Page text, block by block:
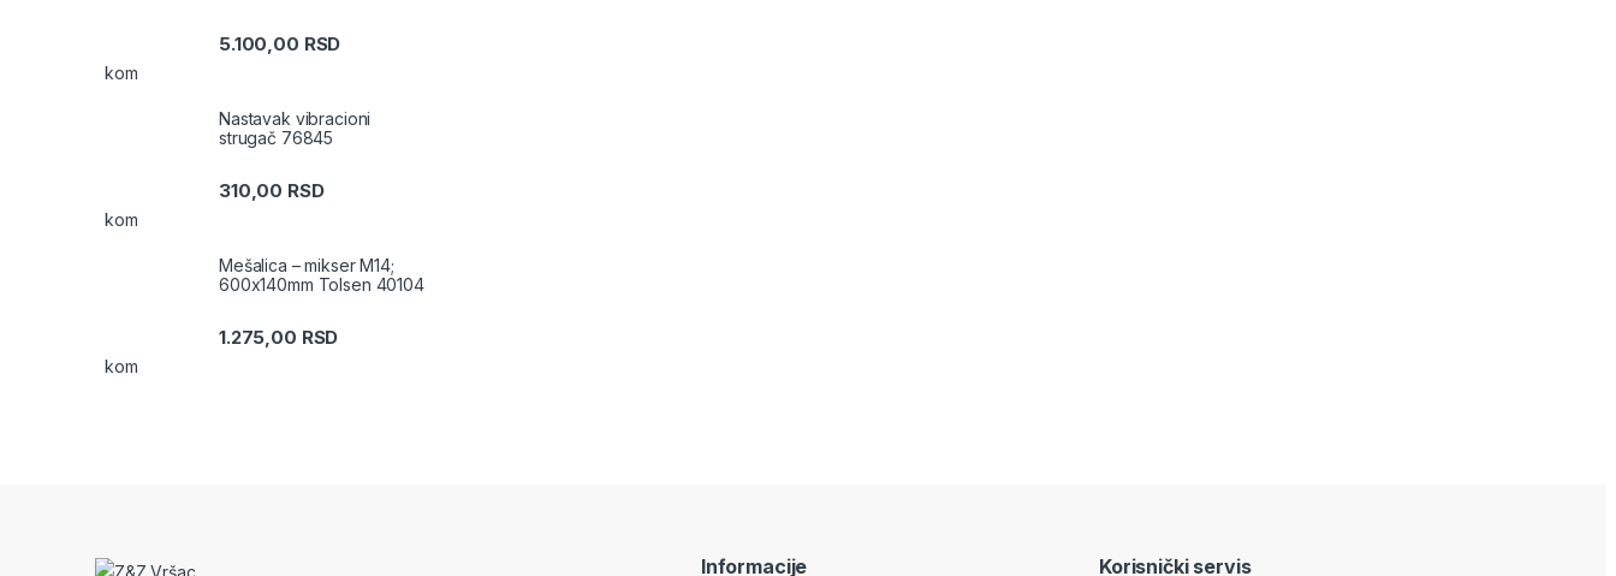
5.100,00 RSD
kom
Nastavak vibracioni
strugač 76845
310,00 RSD
kom
Mešalica – mikser M14;
600x140mm Tolsen 40104
1.275,00 RSD
kom
Informacije Korisnički servis